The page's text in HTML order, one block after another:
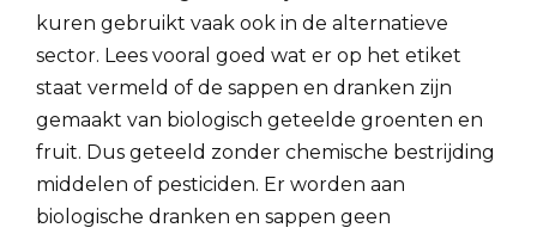
kuren gebruikt vaak ook in de alternatieve
sector. Lees vooral goed wat er op het etiket
staat vermeld of de sappen en dranken zijn
gemaakt van biologisch geteelde groenten en
fruit. Dus geteeld zonder chemische bestrijding
middelen of pesticiden. Er worden aan
biologische dranken en sappen geen